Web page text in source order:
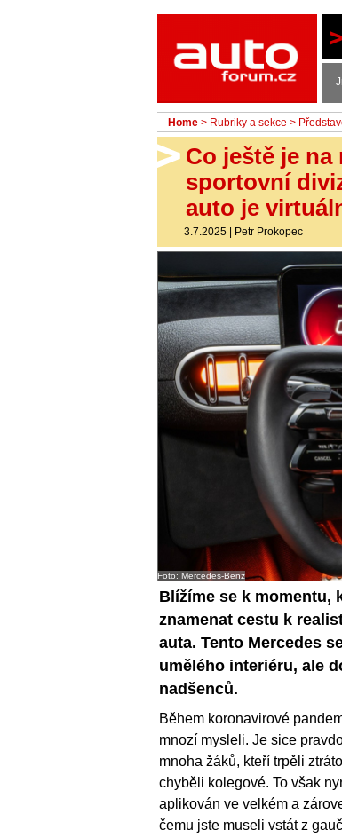
Home > Rubriky a sekce >
Co ještě je na
sportovní
auto je
3.7.2025 | Petr Prokopec
Foto: Mercedes-Benz
Blížíme se k momentu,
znamenat cestu k
auta. Tento Mercedes
umělého interiéru, ale
nadšenců.
Během koronavirové
mnozí mysleli. Je sice
mnoha žáků, kteří trpěli
chyběli kolegové. To však
aplikován ve velkém a
čemu jste museli vstát z